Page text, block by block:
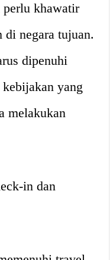
khawatir
di negara tujuan.
dipenuhi
kebijakan yang
melakukan
in dan